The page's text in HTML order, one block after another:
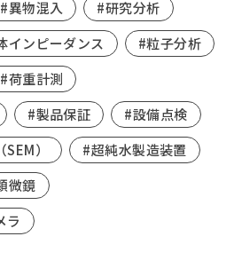
#異物混入
#研究分析
インピーダンス
#粒子分析
#荷重計測
#製品保証
#設備点検
）
#超純水製造装置
微鏡
ラ